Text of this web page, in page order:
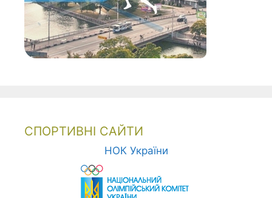
СПОРТИВНІ САЙТИ
НОК України